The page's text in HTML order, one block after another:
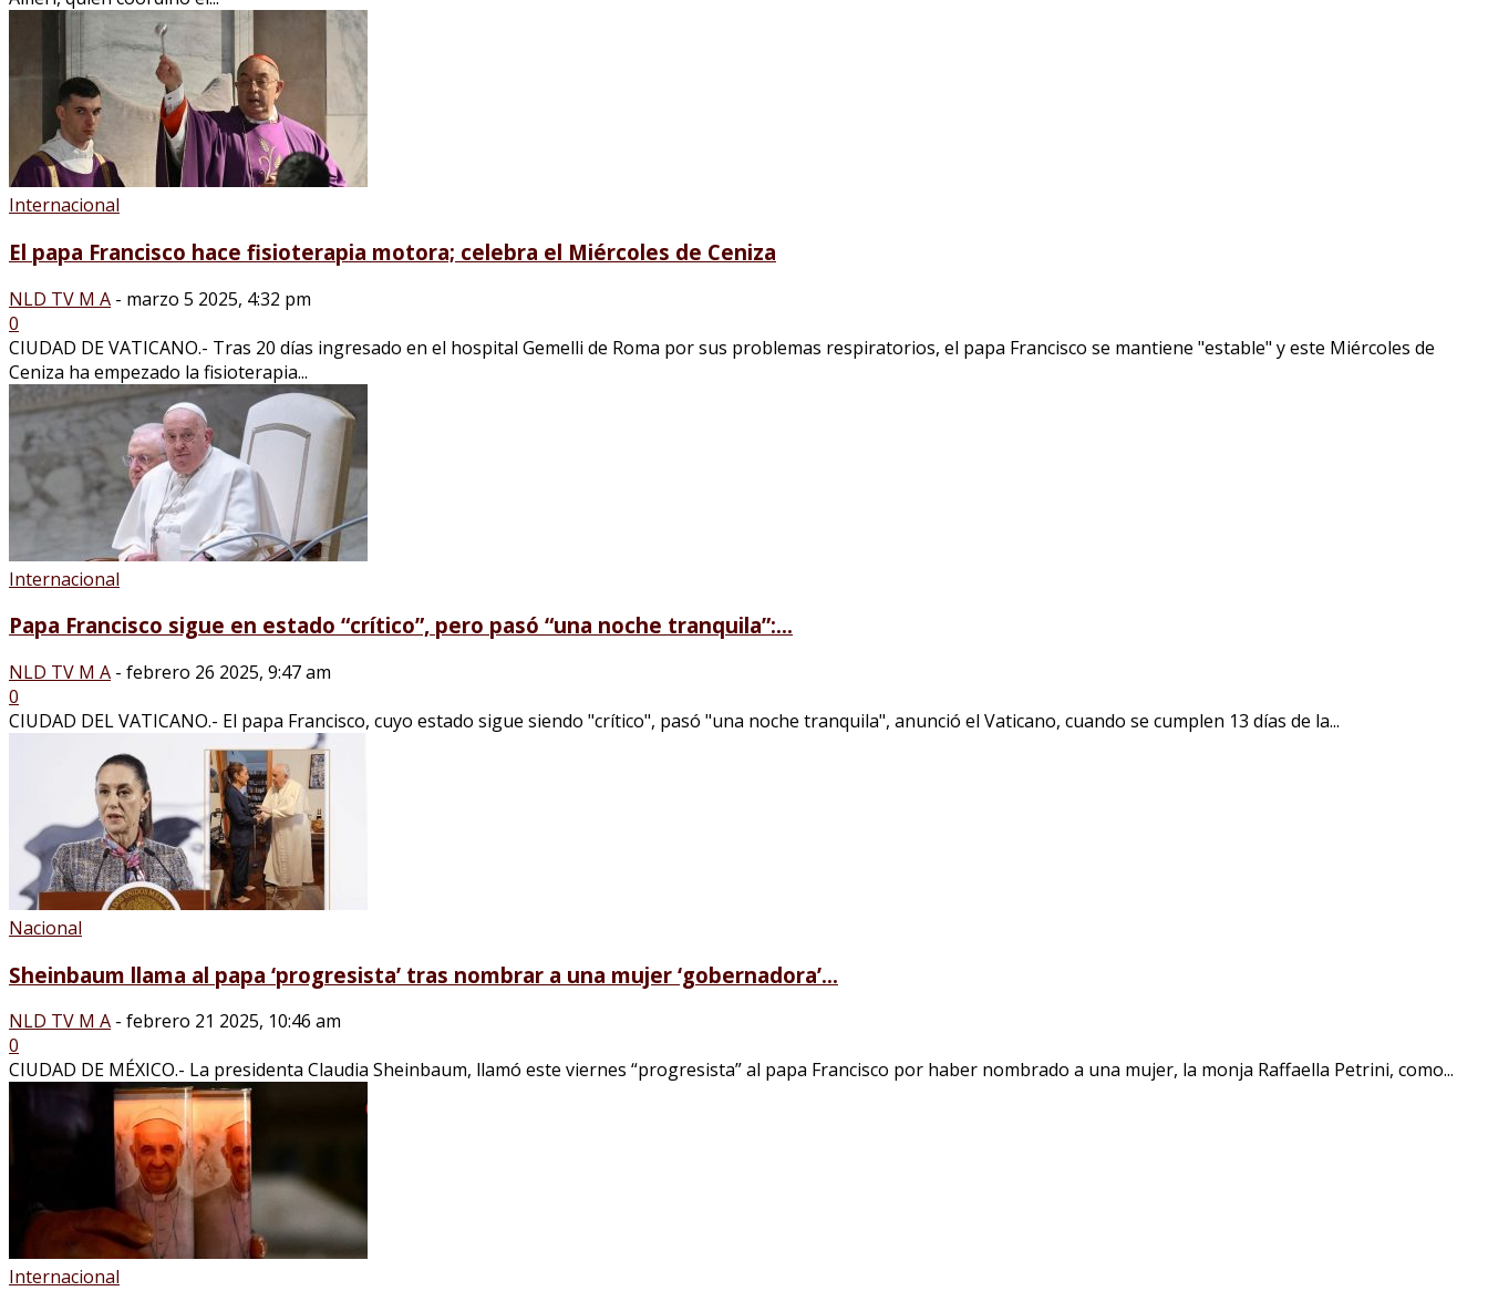
Internacional
El papa Francisco hace fisioterapia motora; celebra el Miércoles de Ceniza
NLD TV M A - marzo 5 2025, 4:32 pm
0
CIUDAD DE VATICANO.- Tras 20 días ingresado en el hospital Gemelli de Roma por sus problemas respiratorios, el papa Francisco se mantiene "estable" y este Miércoles de
Ceniza ha empezado la fisioterapia...
Internacional
Papa Francisco sigue en estado “crítico”, pero pasó “una noche tranquila”:...
NLD TV M A - febrero 26 2025, 9:47 am
0
CIUDAD DEL VATICANO.- El papa Francisco, cuyo estado sigue siendo "crítico", pasó "una noche tranquila", anunció el Vaticano, cuando se cumplen 13 días de la...
Nacional
Sheinbaum llama al papa ‘progresista’ tras nombrar a una mujer ‘gobernadora’...
NLD TV M A - febrero 21 2025, 10:46 am
0
CIUDAD DE MÉXICO.- La presidenta Claudia Sheinbaum, llamó este viernes “progresista” al papa Francisco por haber nombrado a una mujer, la monja Raffaella Petrini, como...
Internacional